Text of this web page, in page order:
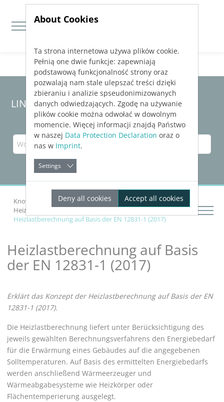
Jump directly to main navigation
Jump directly to content
LINEAR Solutions25für Revit
Knowledge Base Revit
Gebäude analysieren
Heizlast
Heizlastberechnung auf Basis der EN 12831-1 (2017)
Heizlastberechnung auf Basis
der EN 12831-1 (2017)
Erklärt das Konzept der Heizlastberechnung auf Basis der EN
12831-1 (2017).
Die Heizlastberechnung liefert unter Berücksichtigung des
jeweils gewählten Berechnungsverfahrens den Energiebedarf
für die Erwärmung eines Gebäudes auf die angegebenen
Solltemperaturen. Auf Basis des ermittelten Energiebedarfs
werden anschließend Wärmeerzeuger und
Wärmeabgabesysteme wie Heizkörper oder
Flächentemperierung ausgelegt.
About Cookies
Ta strona internetowa używa plików cookie.
Pełnią one dwie funkcje: zapewniają
podstawową funkcjonalność strony oraz
pozwalają nam stale ulepszać treści dzięki
zbieraniu i analizie spseudonimizowanych
danych odwiedzających. Zgodę na używanie
plików cookie można odwołać w dowolnym
momencie. Więcej informacji znajdą Państwo
w naszej Data Protection Declaration oraz o
nas w Imprint.
Settings
Deny all cookies Accept all cookies